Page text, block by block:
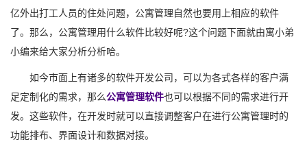
亿外出打工人员的住处问题，公寓管理自然也要用上相应的软件
了。那么，公寓管理用什么软件比较好呢?这个问题下面就由寓小弟
小编来给大家分析分析哈。
如今市面上有诸多的软件开发公司，可以为各式各样的客户满
足定制化的需求，那么公寓管理软件也可以根据不同的需求进行开
发。这些软件，在开发时就可以直接调整客户在进行公寓管理时的
功能排布、界面设计和数据对接。